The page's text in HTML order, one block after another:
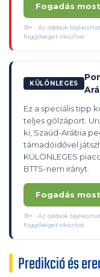
Fogadás
18+ · Az oddsok
függőséget okozhat
KÜLÖNLEGES
Ez a speciális tipp
teljes gólzáport.
ki, Szaúd-Arábia
támadóidővel
KÜLÖNLEGES
BTTS-nem irányt.
Fogadás
18+ · Az oddsok
függőséget okozhat
Predikció és